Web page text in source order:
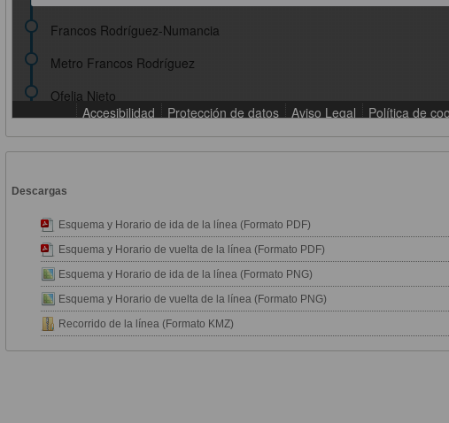
Descargas
Esquema y Horario de ida de la línea (Formato PDF)
Esquema y Horario de vuelta de la línea (Formato PDF)
Esquema y Horario de ida de la línea (Formato PNG)
Esquema y Horario de vuelta de la línea (Formato PNG)
Recorrido de la línea (Formato KMZ)